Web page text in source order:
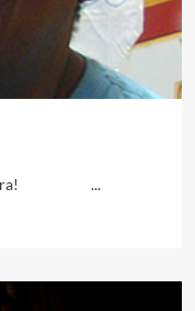
a leitura! ...